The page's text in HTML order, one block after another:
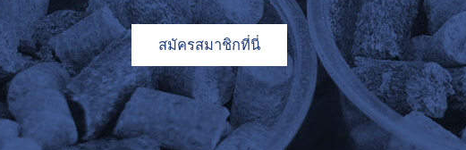
สมัครสมาชิกที่นี่